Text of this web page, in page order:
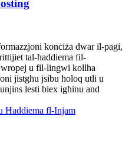
konċiża dwar il-pagi,
tal-ħaddiema fil-
u fil-lingwi kollha
jistgħu jsibu ħoloq utli u
lesti biex igħinu and